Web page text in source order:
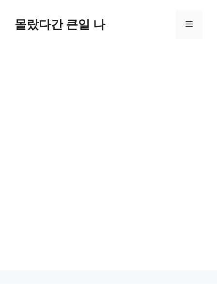
몰랐다간 큰일 나 메